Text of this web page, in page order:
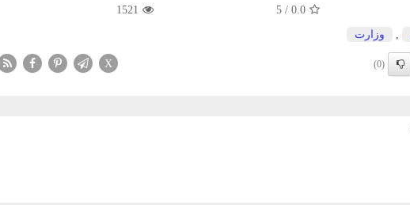
0.0
/
5
1521
وزارت
(0)
X